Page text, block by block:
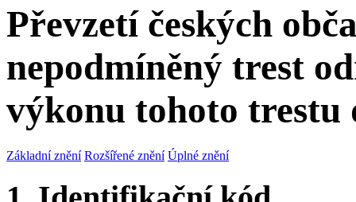
Převzetí českých
nepodmíněný trest
výkonu tohoto trestu
Základní znění Rozšířené znění Úplné znění